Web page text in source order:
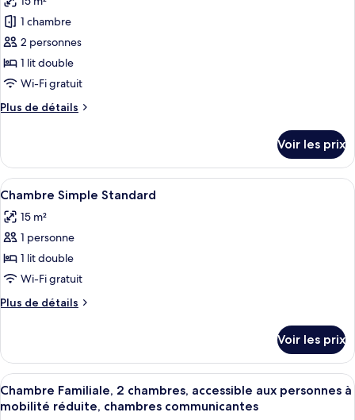
photos
pour
ce
type
de
chambre :
Chambre
1
lit
double
1 chambre
2 personnes
1 lit double
Wi-Fi gratuit
Plus de détails
Plus
le
type
de
Chambre
Double
lit
Voir les prix
Afficher
toutes
les
photos
pour
ce
type
de
Chambre
Simple
Standard
Coffres-forts dans les chambres, Wi-
7
Chambre Simple Standard
15 m²
1 personne
1 lit double
Wi-Fi gratuit
Plus de détails
Plus
le
type
de
chambre
Voir les prix
Afficher
toutes
Chambre Familiale, 2 chambres,
13
Chambre Familiale, 2 chambres, accessible aux personnes à
mobilité réduite, chambres communicantes